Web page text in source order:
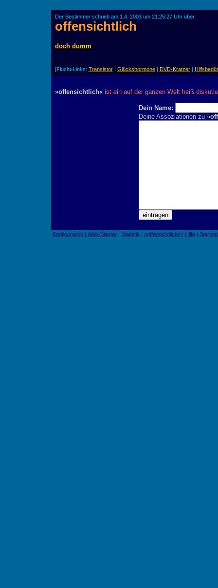
Der Bestimmer schrieb am 1.4. 2003 um 21:25:27 Uhr über
offensichtlich
doch dumm
[Flucht-Links: Transistor| Glückshormone| DVD-Kratzer|
»offensichtlich«ist ein auf der ganzen Welt heiß
Dein Name:
Deine Assoziationen zu »
Konfiguration| Web-Blaster| Statistik | »offensichtlich«| Hilfe|